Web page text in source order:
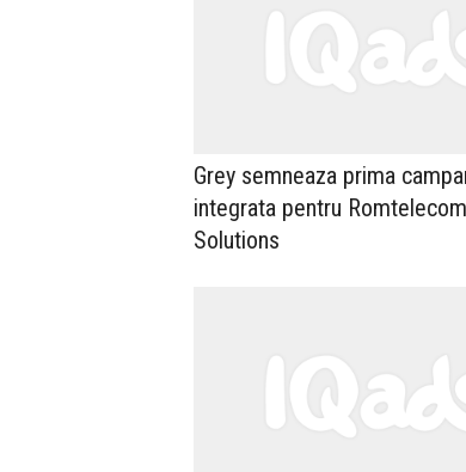
Grey semneaza prima
integrata pentru
Solutions